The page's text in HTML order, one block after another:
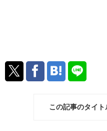
この記事のタイ